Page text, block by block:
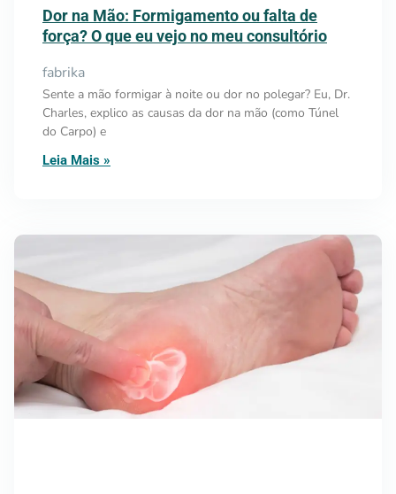
Dor na Mão: Formigamento ou falta de
força? O que eu vejo no meu consultório
fabrika
Sente a mão formigar à noite ou dor no polegar? Eu, Dr.
Charles, explico as causas da dor na mão (como Túnel
do Carpo) e
Leia Mais »